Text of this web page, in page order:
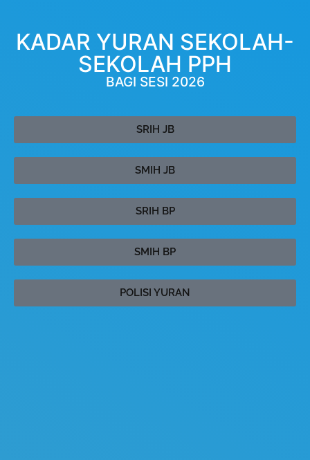
KADAR YURAN SEKOLAH-
SEKOLAH PPH
BAGI SESI 2026
SRIH JB
SMIH JB
SRIH BP
SMIH BP
POLISI YURAN